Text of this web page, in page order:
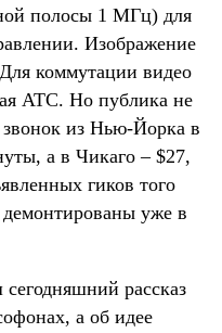
полосы 1 МГц) для
Изображение
коммутации видео
АТС. Но публика не
звонок из Нью-Йорка в
а в Чикаго – $27,
гиков того
уже в
рассказ
а об идее